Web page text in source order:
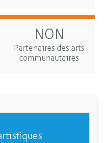
NON
Partenaires des arts
communautaires